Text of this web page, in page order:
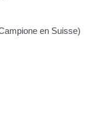
en Suisse)